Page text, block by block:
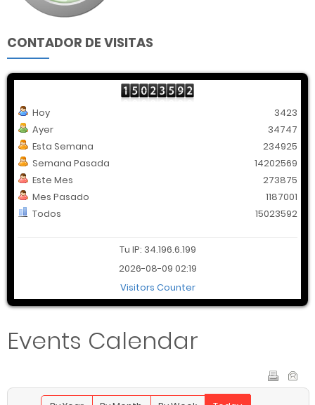
CONTADOR DE VISITAS
Hoy
Ayer
Esta Semana
Semana Pasada
Este Mes
Mes Pasado
Todos
3423
34747
234925
14202569
273875
1187001
15023592
Tu IP: 34.196.6.199
2026-08-09 02:19
Visitors Counter
Events Calendar